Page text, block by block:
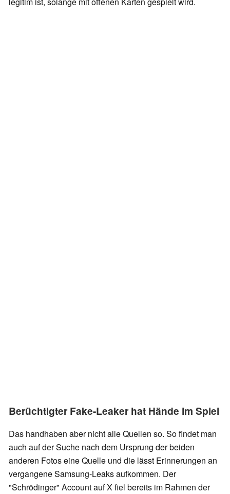
Berüchtigter Fake-Leaker hat Hände im Spiel
Das handhaben aber nicht alle Quellen so. So findet man
auch auf der Suche nach dem Ursprung der beiden
anderen Fotos eine Quelle und die lässt Erinnerungen an
vergangene Samsung-Leaks aufkommen. Der
"Schrödinger" Account auf X fiel bereits im Rahmen der